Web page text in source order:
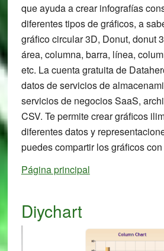
que ayuda a crear infografías
diferentes tipos de gráficos, a
gráfico circular 3D, Donut, donut
área, columna, barra, línea,
etc. La cuenta gratuita de
datos de servicios de
servicios de negocios SaaS,
CSV. Te permite crear gráficos
diferentes datos y
puedes compartir los gráficos
Página principal
Diychart